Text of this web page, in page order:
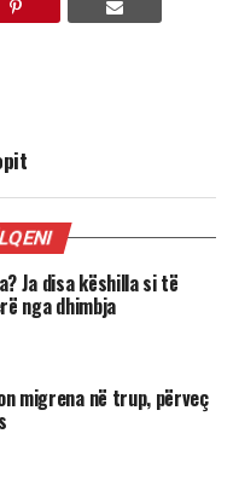
Ja disa këshilla si të
nga dhimbja
migrena në trup, përveç